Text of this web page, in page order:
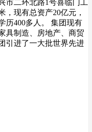
市二环北路1号喜临门工
，现有总资产20亿元，
历400多人。 集团现有
具制造、房地产、商贸
引进了一大批世界先进